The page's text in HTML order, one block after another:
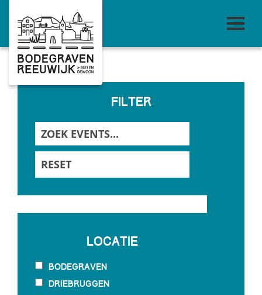
Filter
naar
events
RESET
Locatie
Bodegraven
Driebruggen